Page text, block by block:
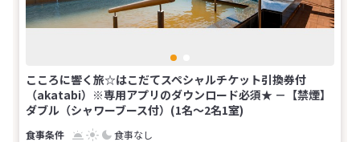
こころに響く旅☆はこだてスペシャルチケット引換券付
（akatabi）※専用アプリのダウンロード必須★ －【禁煙】
ダブル（シャワーブース付）(1名～2名1室)
食事なし